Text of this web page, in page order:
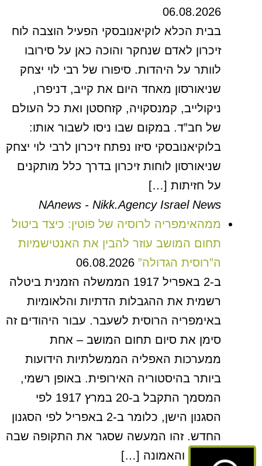
06.08.2026
בבית הכלא לוקיאנובסקי הפעיל הוצבה לוח
זיכרון לאדם שנחקר והוכה כאן על סירובו
לוותר על היהדות. סיפורו של רבי לוי יצחק
שניאורסון מאחד היום את קייב, דניפרו,
ניקולייב, קמנסקויה, קזחסטן ואת כל העולם
של חב”ד. במקום שבו ניסו לשבור אותו:
בלוקיאנובסקי סיזו נפתח זיכרון לרבי לוי יצחק
שניאורסון לוחות זיכרון בדרך כלל מותקנים
על חזיתות […]
NAnews - Nikk.Agency Israel News
ממהאימפריה לרוסיה של פוטין: כיצד ביטול
תחום המושב עוזר להבין את האנטישמיות
ה”רוסית הגדולה” 06.08.2026
ב-2 באפריל 1917 הממשלה הזמנית ביטלה
רשמית את ההגבלות הדתיות והלאומיות
באימפריה הרוסית לשעבר. עבור היהודים זה
סימן את סיום תחום המושב – אחת
ממערכות האפליה הממשלתיות הידועות
ביותר בהיסטוריה האירופית. באופן רשמי,
המסמך התקבל ב-20 במרץ 1917 לפי
הסגנון הישן, כלומר ב-2 באפריל לפי הסגנון
החדש. זהו המעשה שסגר את התקופה שבה
המוצא והאמונה […]